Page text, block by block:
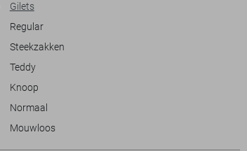
Gilets
Regular
Steekzakken
Teddy
Knoop
Normaal
Mouwloos